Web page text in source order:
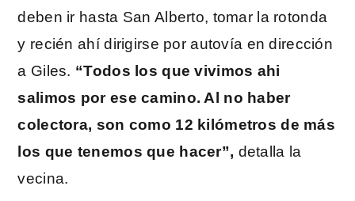
deben ir hasta San Alberto, tomar la rotonda
y recién ahí dirigirse por autovía en dirección
a Giles. “Todos los que vivimos ahi
salimos por ese camino. Al no haber
colectora, son como 12 kilómetros de más
los que tenemos que hacer”, detalla la
vecina.